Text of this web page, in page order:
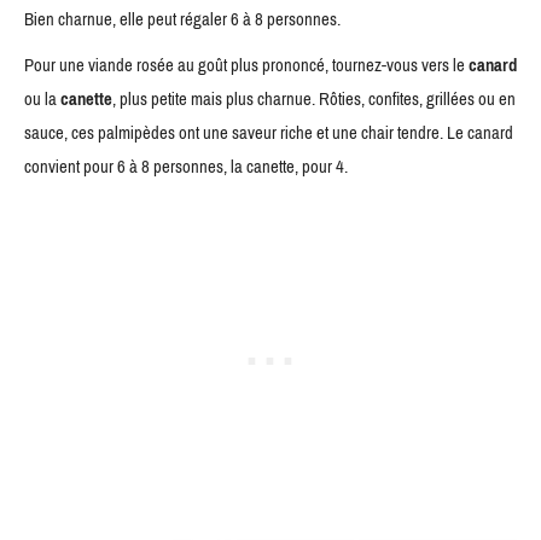
Bien charnue, elle peut régaler 6 à 8 personnes.
Pour une viande rosée au goût plus prononcé, tournez-vous vers lecanard
ou lacanette, plus petite mais plus charnue. Rôties, confites, grillées ou en
sauce, ces palmipèdes ont une saveur riche et une chair tendre. Le canard
convient pour 6 à 8 personnes, la canette, pour 4.